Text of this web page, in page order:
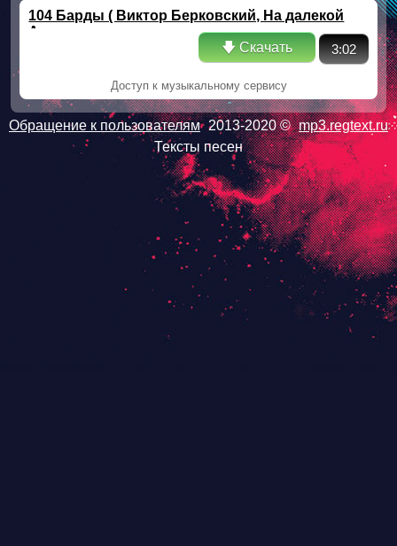
104 Барды ( Виктор Берковский, На далекой
Амазонке
🡇 Скачать
3:02
Доступ к музыкальному сервису
Обращение к пользователям 2013-2020 © mp3.regtext.ru
Тексты песен